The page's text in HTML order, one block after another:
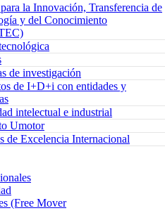
la Innovación, Transferencia de
y del Conocimiento
de investigación
de I+D+i con entidades y
intelectual e industrial
Umotor
de Excelencia Internacional
(Free Mover